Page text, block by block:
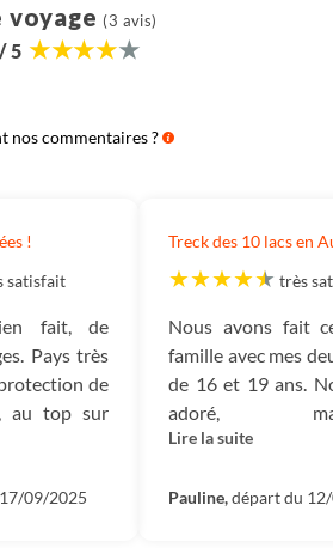
important que chaque
de la décomposition du prix de
coûts de tous les voyages de
du montant consacré à payer
les guides, les
les activités, la
montant correspondant au prix
voyage (3 avis)
5
nos commentaires ?
!
satisfait
fait, de
Pays très
de
au top sur
! La
et permet
09/2025
Treck des 10 lacs en
très
Nous avons fait
famille avec mes
de 16 et 19 ans.
adoré,
randonnées
niveau de
Lire la suite
Pauline,départ du